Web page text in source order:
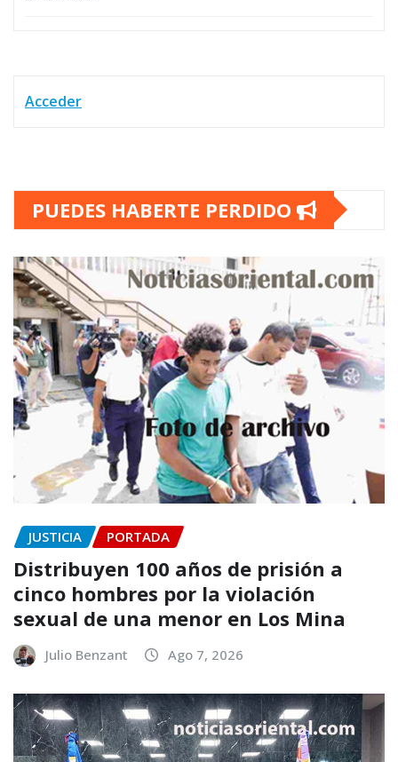
Acceder
PUEDES HABERTE PERDIDO
JUSTICIA PORTADA
Distribuyen 100 años de prisión a
cinco hombres por la violación
sexual de una menor en Los Mina
Julio Benzant Ago 7, 2026